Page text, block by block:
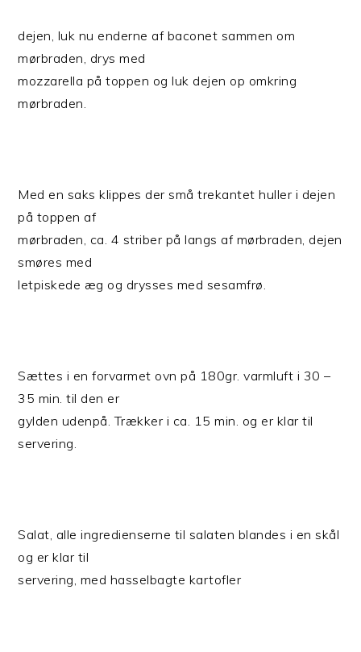
dejen, luk nu enderne af baconet sammen om
mørbraden, drys med
mozzarella på toppen og luk dejen op omkring
mørbraden.
Med en saks klippes der små trekantet huller i dejen
på toppen af
mørbraden, ca. 4 striber på langs af mørbraden, dejen
smøres med
letpiskede æg og drysses med sesamfrø.
Sættes i en forvarmet ovn på 180gr. varmluft i 30 –
35 min. til den er
gylden udenpå. Trækker i ca. 15 min. og er klar til
servering.
Salat, alle ingredienserne til salaten blandes i en skål
og er klar til
servering, med hasselbagte kartofler